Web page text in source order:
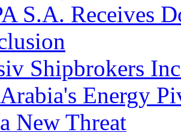
S.A. Receives